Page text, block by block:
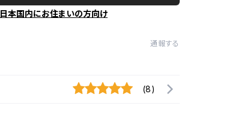
日本国内にお住まいの方向け
通報する
(8)